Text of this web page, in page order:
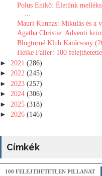
Polus Enikő: Életünk
...
Mauri Kunnas: Mikulás és a
Agatha Christie: Adventi
Blogturné Klub Karácsony
Heike Faller: 100
► 2021 (286)
► 2022 (245)
► 2023 (257)
► 2024 (306)
► 2025 (318)
► 2026 (146)
Címkék
100 FELEJTHETETLEN PILLANAT